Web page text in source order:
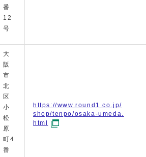
番
12
号
大
阪
市
北
区
小
松
原
町4
番
https://www.round1.co.jp/
shop/tenpo/osaka-umeda.
html